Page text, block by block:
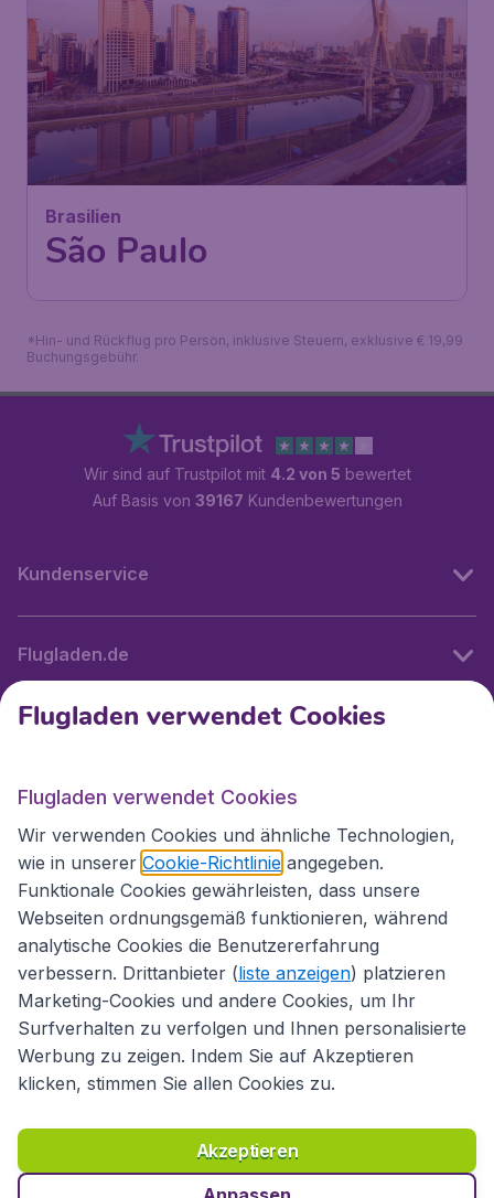
Brasilien
São Paulo
*Hin- und Rückflug pro Person, inklusive Steuern, exklusive € 19,99
Buchungsgebühr.
Wir sind auf Trustpilot mit 4.2 von 5 bewertet
Auf Basis von 39167 Kundenbewertungen
Kundenservice
Flugladen.de
Internationale Webseiten
Folgen Sie uns:
Richtlinien und Bedingungen
Haftungsausschluss
Datenschutzerklärung
Cookies Copyright © 2026
Flugladen verwendet Cookies
Flugladen verwendet Cookies
Wir verwenden Cookies und ähnliche Technologien,
wie in unserer Cookie-Richtlinie angegeben.
Funktionale Cookies gewährleisten, dass unsere
Webseiten ordnungsgemäß funktionieren, während
analytische Cookies die Benutzererfahrung
verbessern. Drittanbieter (liste anzeigen) platzieren
Marketing-Cookies und andere Cookies, um Ihr
Surfverhalten zu verfolgen und Ihnen personalisierte
Werbung zu zeigen. Indem Sie auf Akzeptieren
klicken, stimmen Sie allen Cookies zu.
Akzeptieren